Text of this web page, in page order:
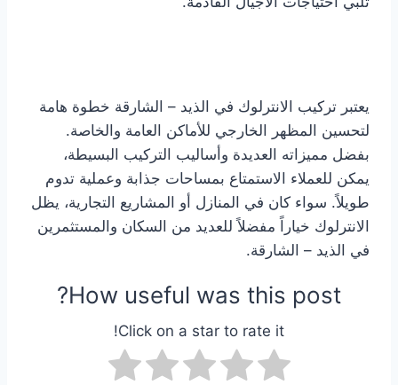
يعتبر تركيب الانترلوك في الذيد – الشارقة خطوة هامة
لتحسين المظهر الخارجي للأماكن العامة والخاصة.
بفضل مميزاته العديدة وأساليب التركيب البسيطة،
يمكن للعملاء الاستمتاع بمساحات جذابة وعملية تدوم
طويلاً. سواء كان في المنازل أو المشاريع التجارية، يظل
الانترلوك خياراً مفضلاً للعديد من السكان والمستثمرين
في الذيد – الشارقة.
How useful was this post?
Click on a star to rate it!